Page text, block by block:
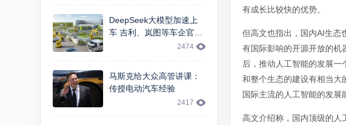
DeepSeek大模型加速上
车 吉利、岚图等车企官宣
2474
马斯克给大众高管讲课：
传授电动汽车经验
2417
有成长比较快的优势。
但高文也指出，国内AI生态
有国际影响的开源开放的机
后，推动人工智能的发展
和整个生态的建设有相当大
国际主流的人工智能的发展
高文介绍称，国内顶级的人